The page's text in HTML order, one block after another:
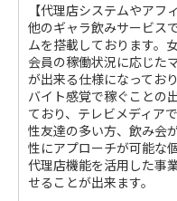
【代理店システムやアフ
他のギャラ飲みサービス
ムを搭載しております。
会員の稼働状況に応じた
が出来る仕様になってお
バイト感覚で稼ぐことの
ており、テレビメディア
性友達の多い方、飲み会
性にアプローチが可能な
代理店機能を活用した事
せることが出来ます。